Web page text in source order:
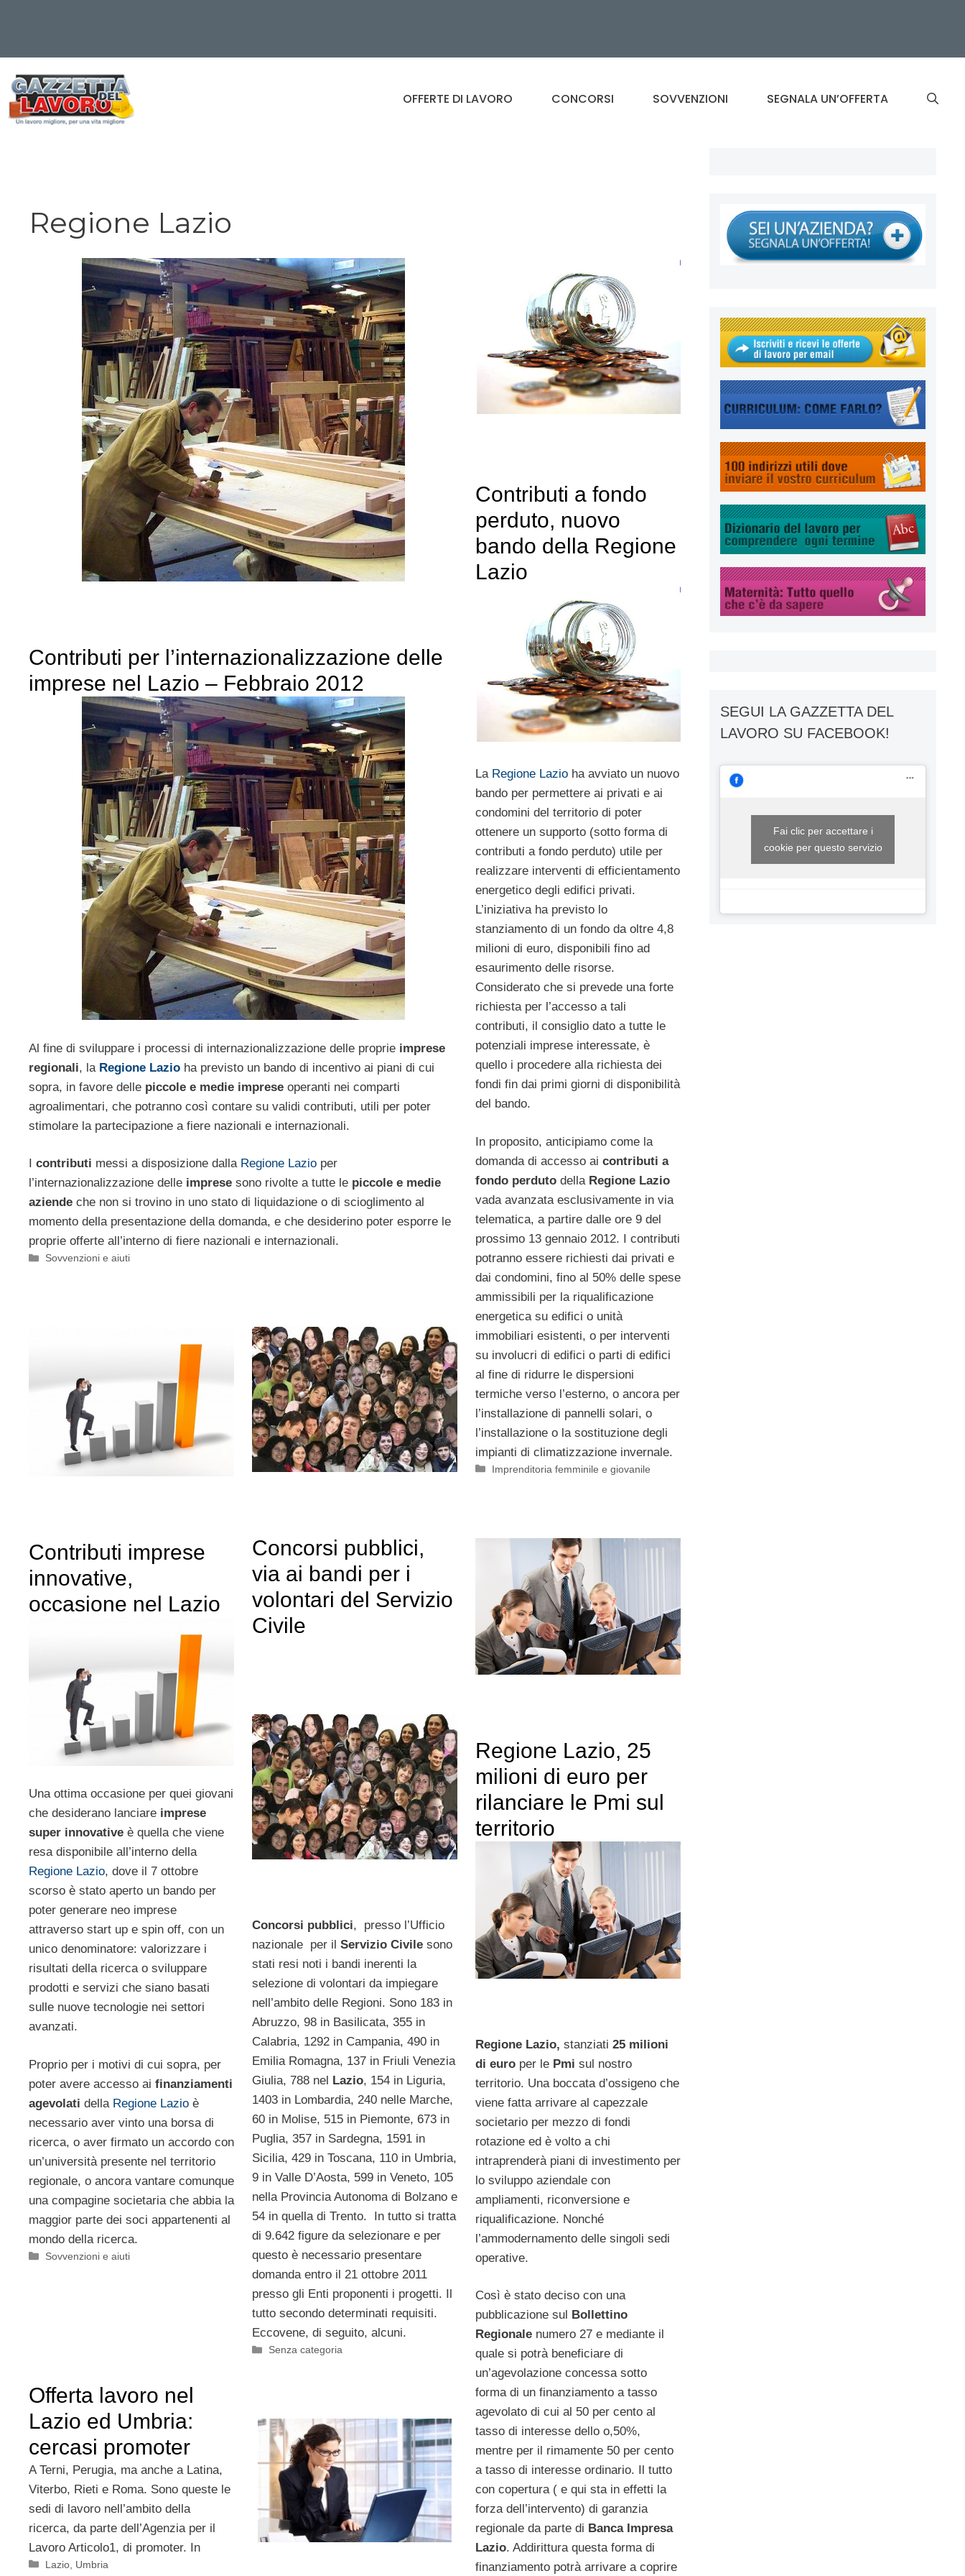
contenuto
OFFERTE DI LAVORO CONCORSI SOVVENZIONI SEGNALA UN’OFFERTA
Regione Lazio
Contributi per l’internazionalizzazione delle
imprese nel Lazio – Febbraio 2012
Al fine di sviluppare i processi di internazionalizzazione delle proprie imprese
regionali, la Regione Lazio ha previsto un bando di incentivo ai piani di cui
sopra, in favore delle piccole e medie imprese operanti nei comparti
agroalimentari, che potranno così contare su validi contributi, utili per poter
stimolare la partecipazione a fiere nazionali e internazionali.
contributi messi a disposizione dalla Regione Lazio per
l’internazionalizzazione delle imprese sono rivolte a tutte le piccole e medie
aziende che non si trovino in uno stato di liquidazione o di scioglimento al
momento della presentazione della domanda, e che desiderino poter esporre le
proprie offerte all’interno di fiere nazionali e internazionali.
Categorie
Sovvenzioni e aiuti
Contributi a fondo
perduto, nuovo
bando della Regione
Lazio
La Regione Lazioha avviato un nuovo
bando per permettere ai privati e ai
condomini del territorio di poter
ottenere un supporto (sotto forma di
contributi a fondo perduto) utile per
realizzare interventi di efficientamento
energetico degli edifici privati.
L’iniziativa ha previsto lo
stanziamento di un fondo da oltre 4,8
milioni di euro, disponibili fino ad
esaurimento delle risorse.
Considerato che si prevede una forte
richiesta per l’accesso a tali
contributi, il consiglio dato a tutte le
potenziali imprese interessate, è
quello i procedere alla richiesta dei
fondi fin dai primi giorni di disponibilità
del bando.
In proposito, anticipiamo come la
domanda di accesso ai contributi a
fondo perdutodella Regione Lazio
vada avanzata esclusivamente in via
telematica, a partire dalle ore 9 del
prossimo 13 gennaio 2012. I contributi
potranno essere richiesti dai privati e
dai condomini, fino al 50% delle spese
ammissibili per la riqualificazione
energetica su edifici o unità
immobiliari esistenti, o per interventi
su involucri di edifici o parti di edifici
al fine di ridurre le dispersioni
termiche verso l’esterno, o ancora per
l’installazione di pannelli solari, o
l’installazione o la sostituzione degli
impianti di climatizzazione invernale.
Categorie
Imprenditoria femminile e giovanile
Contributi imprese
innovative,
occasione nel Lazio
Una ottima occasione per quei giovani
che desiderano lanciare imprese
super innovative è quella che viene
resa disponibile all’interno della
Regione Lazio, dove il 7 ottobre
scorso è stato aperto un bando per
poter generare neo imprese
attraverso start up e spin off, con un
unico denominatore: valorizzare i
risultati della ricerca o sviluppare
prodotti e servizi che siano basati
sulle nuove tecnologie nei settori
avanzati.
Proprio per i motivi di cui sopra, per
poter avere accesso ai finanziamenti
agevolati della Regione Lazio è
necessario aver vinto una borsa di
ricerca, o aver firmato un accordo con
un’università presente nel territorio
regionale, o ancora vantare comunque
una compagine societaria che abbia la
maggior parte dei soci appartenenti al
mondo della ricerca.
Categorie
Sovvenzioni e aiuti
Concorsi pubblici,
via ai bandi per i
volontari del Servizio
Civile
Concorsi pubblici, presso l’Ufficio
nazionale per il Servizio Civilesono
stati resi noti i bandi inerenti la
selezione di volontari da impiegare
nell’ambito delle Regioni. Sono 183 in
Abruzzo, 98 in Basilicata, 355 in
Calabria, 1292 in Campania, 490 in
Emilia Romagna, 137 in Friuli Venezia
Giulia, 788 nel Lazio, 154 in Liguria,
1403 in Lombardia, 240 nelle Marche,
60 in Molise, 515 in Piemonte, 673 in
Puglia, 357 in Sardegna, 1591 in
Sicilia, 429 in Toscana, 110 in Umbria,
9 in Valle D’Aosta, 599 in Veneto, 105
nella Provincia Autonoma di Bolzano e
54 in quella di Trento. In tutto si tratta
di 9.642 figure da selezionare e per
questo è necessario presentare
domanda entro il 21 ottobre 2011
presso gli Enti proponenti i progetti. Il
tutto secondo determinati requisiti.
Eccovene, di seguito, alcuni.
Categorie
Senza categoria
Regione Lazio, 25
milioni di euro per
rilanciare le Pmi sul
territorio
Regione Lazio, stanziati 25 milioni
di europer le Pmi sul nostro
territorio. Una boccata d’ossigeno che
viene fatta arrivare al capezzale
societario per mezzo di fondi
rotazione ed è volto a chi
intraprenderà piani di investimento per
lo sviluppo aziendale con
ampliamenti, riconversione e
riqualificazione. Nonché
l’ammodernamento delle singoli sedi
operative.
Così è stato deciso con una
pubblicazione sul
Bollettino
Regionalenumero 27 e mediante il
quale si potrà beneficiare di
un’agevolazione concessa sotto
forma di un finanziamento a tasso
agevolato di cui al 50 per cento al
tasso di interesse dello o,50%,
mentre per il rimamente 50 per cento
a tasso di interesse ordinario. Il tutto
con copertura ( e qui sta in effetti la
forza dell’intervento) di garanzia
regionale da parte di Banca Impresa
Lazio. Addirittura questa forma di
finanziamento potrà arrivare a coprire
Offerta lavoro nel
Lazio ed Umbria:
cercasi promoter
A Terni, Perugia, ma anche a Latina,
Viterbo, Rieti e Roma. Sono queste le
sedi di lavoro nell’ambito della
ricerca, da parte dell’Agenzia per il
Lavoro Articolo1, di promoter. In
Categorie
Lazio Umbria
SEGUI LA GAZZETTA DEL
LAVORO SU FACEBOOK!
Fai clic per accettare i
cookie per questo servizio